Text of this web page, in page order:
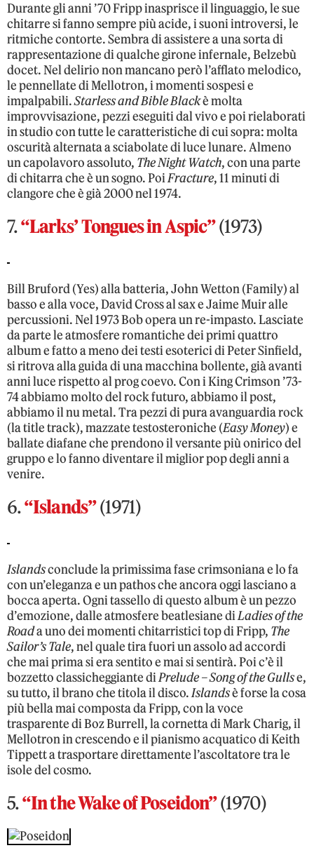
Durante gli anni ’70 Fripp inasprisce il linguaggio, le sue
chitarre si fanno sempre più acide, i suoni introversi, le
ritmiche contorte. Sembra di assistere a una sorta di
rappresentazione di qualche girone infernale, Belzebù
docet. Nel delirio non mancano però l’afflato melodico,
le pennellate di Mellotron, i momenti sospesi e
impalpabili.Starless and Bible Blackè molta
improvvisazione, pezzi eseguiti dal vivo e poi rielaborati
in studio con tutte le caratteristiche di cui sopra: molta
oscurità alternata a sciabolate di luce lunare. Almeno
un capolavoro assoluto, The Night Watch, con una parte
di chitarra che è un sogno. PoiFracture, 11 minuti di
clangore che è già 2000 nel 1974.
7.“Larks’ Tongues in Aspic”(1973)
Bill Bruford (Yes) alla batteria, John Wetton (Family) al
basso e alla voce, David Cross al sax e Jaime Muir alle
percussioni. Nel 1973 Bob opera un re-impasto. Lasciate
da parte le atmosfere romantiche dei primi quattro
album e fatto a meno dei testi esoterici di Peter Sinfield,
si ritrova alla guida di una macchina bollente, già avanti
anni luce rispetto al prog coevo. Con i King Crimson ’73-
74 abbiamo molto del rock futuro, abbiamo il post,
abbiamo il nu metal. Tra pezzi di pura avanguardia rock
(la title track), mazzate testosteroniche (Easy Money) e
ballate diafane che prendono il versante più onirico del
gruppo e lo fanno diventare il miglior pop degli anni a
venire.
6.“Islands”(1971)
Islandsconclude la primissima fase crimsoniana e lo fa
con un’eleganza e un pathos che ancora oggi lasciano a
bocca aperta. Ogni tassello di questo album è un pezzo
d’emozione, dalle atmosfere beatlesiane diLadies of the
Roada uno dei momenti chitarristici top di Fripp, The
Sailor’s Tale, nel quale tira fuori un assolo ad accordi
che mai prima si era sentito e mai si sentirà. Poi c’è il
bozzetto classicheggiante diPrelude – Song of the Gullse,
su tutto, il brano che titola il disco.Islandsè forse la cosa
più bella mai composta da Fripp, con la voce
trasparente di Boz Burrell, la cornetta di Mark Charig, il
Mellotron in crescendo e il pianismo acquatico di Keith
Tippett a trasportare direttamente l’ascoltatore tra le
isole del cosmo.
5.“In the Wake of Poseidon”(1970)